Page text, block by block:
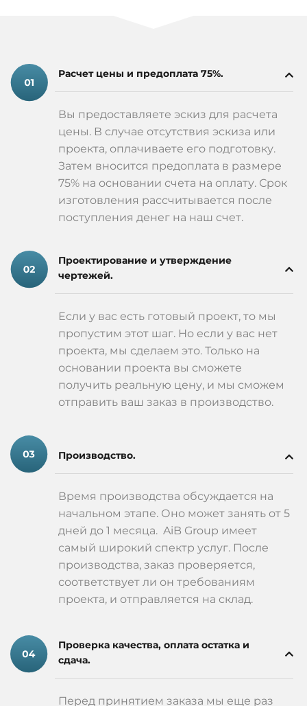
Расчет цены и предоплата 75%.
Вы предоставляете эскиз для расчета
цены. В случае отсутствия эскиза или
проекта, оплачиваете его подготовку.
Затем вносится предоплата в размере
75% на основании счета на оплату. Срок
изготовления рассчитывается после
поступления денег на наш счет.
Проектирование и утверждение
чертежей.
Если у вас есть готовый проект, то мы
пропустим этот шаг. Но если у вас нет
проекта, мы сделаем это. Только на
основании проекта вы сможете
получить реальную цену, и мы сможем
отправить ваш заказ в производство.
Производство.
Время производства обсуждается на
начальном этапе. Оно может занять от 5
дней до 1 месяца. AiB Group имеет
самый широкий спектр услуг. После
производства, заказ проверяется,
соответствует ли он требованиям
проекта, и отправляется на склад.
Проверка качества, оплата остатка и
сдача.
Перед принятием заказа мы еще раз